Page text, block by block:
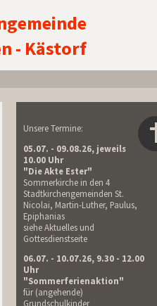
- Kästorf
Unsere Termine:
05.07. - 09.08.26, jeweils
10.00 Uhr
"Die Akte Ester"
Sommerkirche in den 4
Stadtkirchengemeinden St.
Nicolai, Martin-Luther, Paulus,
Epiphanias
siehe Aktuelles und
Gottesdienstseite
06.07. - 10.07.26, 9.30 - 12.00
Uhr
"Sommerferienaktion"
für (angehende)
Grundschulkinder